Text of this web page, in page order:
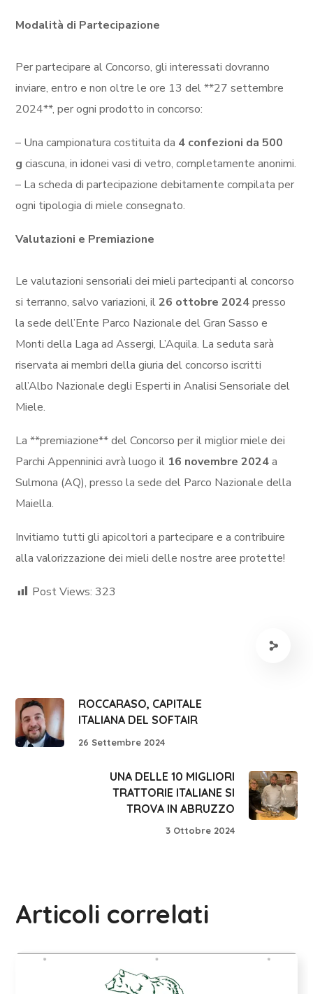
Modalità di Partecipazione
Per partecipare al Concorso, gli interessati dovranno
inviare, entro e non oltre le ore 13 del **27 settembre
2024**, per ogni prodotto in concorso:
– Una campionatura costituita da 4 confezioni da 500
g ciascuna, in idonei vasi di vetro, completamente anonimi.
– La scheda di partecipazione debitamente compilata per
ogni tipologia di miele consegnato.
Valutazioni e Premiazione
Le valutazioni sensoriali dei mieli partecipanti al concorso
si terranno, salvo variazioni, il26 ottobre 2024presso
la sede dell’Ente Parco Nazionale del Gran Sasso e
Monti della Laga ad Assergi, L’Aquila. La seduta sarà
riservata ai membri della giuria del concorso iscritti
all’Albo Nazionale degli Esperti in Analisi Sensoriale del
Miele.
La **premiazione** del Concorso per il miglior miele dei
Parchi Appenninici avrà luogo il 16 novembre 2024a
Sulmona (AQ), presso la sede del Parco Nazionale della
Maiella.
Invitiamo tutti gli apicoltori a partecipare e a contribuire
alla valorizzazione dei mieli delle nostre aree protette!
Post Views: 323
ROCCARASO, CAPITALE
ITALIANA DEL SOFTAIR
26 Settembre 2024
UNA DELLE 10 MIGLIORI
TRATTORIE ITALIANE SI
TROVA IN ABRUZZO
3 Ottobre 2024
Articoli correlati